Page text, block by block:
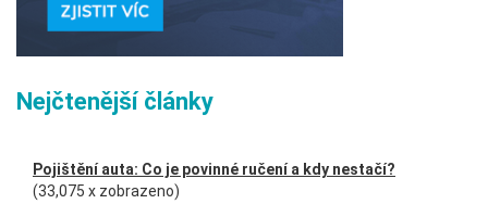
Nejčtenější články
Pojištění auta: Co je povinné ručení a kdy nestačí?
(33,075 x zobrazeno)